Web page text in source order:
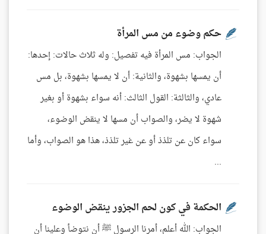
حكم وضوء من مس المرأة
الجواب: مس المرأة فيه تفصيل: وله ثلاث حالات: إحدها:
أن يمسها بشهوة، والثانية: أن لا يمسها بشهوة، بل مس
عادي، والثالثة: القول الثالث: أنه سواء بشهوة أو بغير
شهوة لا يضر، والصواب أن مسها لا ينقض الوضوء،
سواء كان عن تلذذ أو عن غير تلذذ، هذا هو الصواب، وأما
...
الحكمة في كون لحم الجزور ينقض الوضوء
الجواب: الله أعلم، أمرنا الرسول ﷺ أن نتوضأ وعلينا أن